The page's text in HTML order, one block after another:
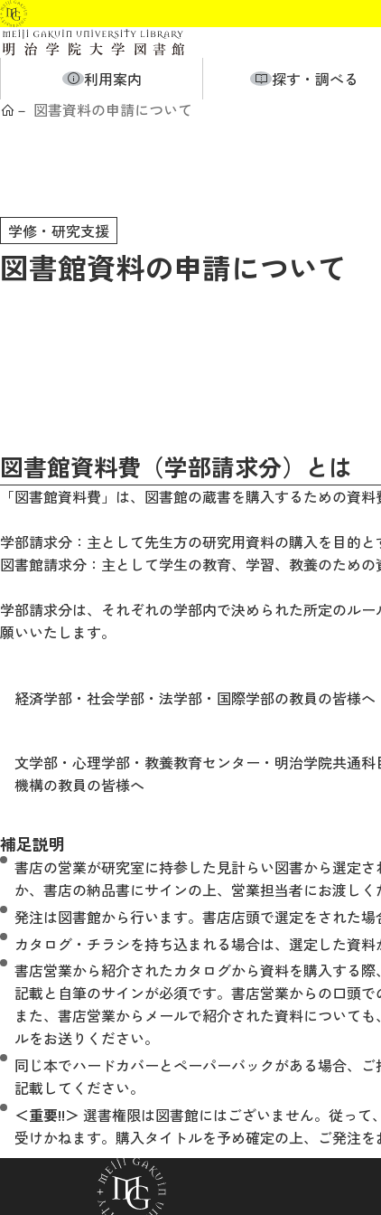
利用案内
探す・調べる
図書資料の申請について
学修・研究支援
図書館資料の申請について
図書館資料費（学部請求分）とは
「図書館資料費」は、図書館の蔵書を購入するための資
学部請求分：主として先生方の研究用資料の購入を目的と
図書館請求分：主として学生の教育、学習、教養のため
学部請求分は、それぞれの学部内で決められた所定のル
願いいたします。
経済学部・社会学部・法学部・国際学部の教員の皆様へ
文学部・心理学部・教養教育センター・明治学院共通科
機構の教員の皆様へ
補足説明
書店の営業が研究室に持参した見計らい図書から選定
か、書店の納品書にサインの上、営業担当者にお渡し
発注は図書館から行います。書店店頭で選定をされた
カタログ・チラシを持ち込まれる場合は、選定した資
書店営業から紹介されたカタログから資料を購入する
記載と自筆のサインが必須です。書店営業からの口頭
また、書店営業からメールで紹介された資料について
ルをお送りください。
同じ本でハードカバーとペーパーバックがある場合、
記載してください。
＜重要!!＞ 選書権限は図書館にはございません。従っ
受けかねます。購入タイトルを予め確定の上、ご発注を